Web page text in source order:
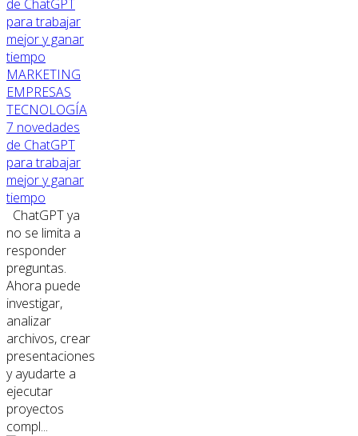
MARKETING
EMPRESAS
TECNOLOGÍA
7 novedades
de ChatGPT
para trabajar
mejor y ganar
tiempo
ChatGPT ya
no se limita a
responder
preguntas.
Ahora puede
investigar,
analizar
archivos, crear
presentaciones
y ayudarte a
ejecutar
proyectos
compl...